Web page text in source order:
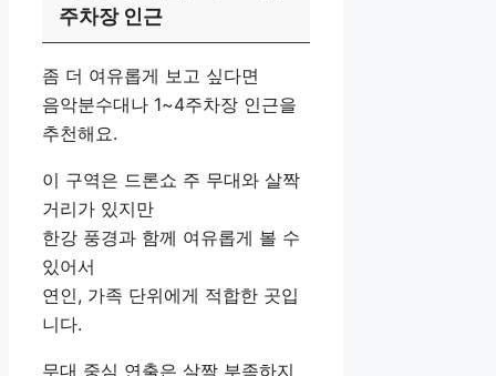
주차장 인근
좀 더 여유롭게 보고 싶다면
음악분수대나 1~4주차장 인근을
추천해요.
이 구역은 드론쇼 주 무대와 살짝
거리가 있지만
한강 풍경과 함께 여유롭게 볼 수
있어서
연인, 가족 단위에게 적합한 곳입
니다.
무대 중심 연출은 살짝 부족하지